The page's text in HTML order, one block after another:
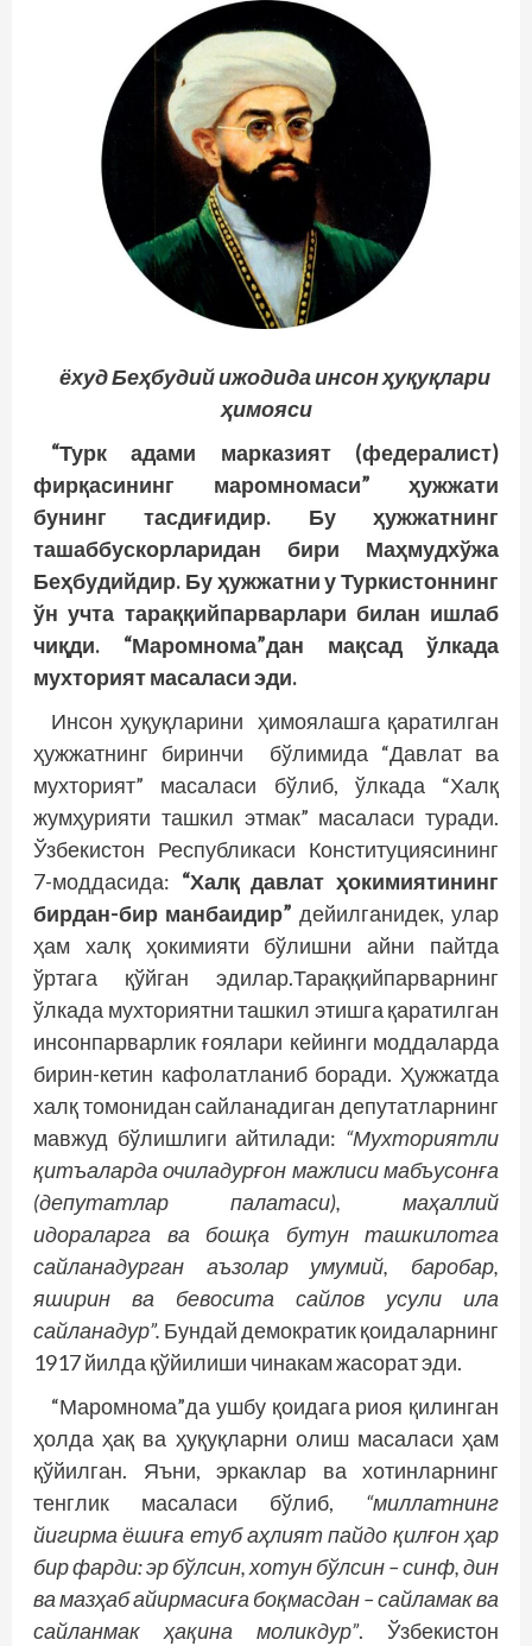
ёхуд Беҳбудий ижодида инсон ҳуқуқлари
ҳимояси
“Турк адами марказият (федералист)
фирқасининг маромномаси” ҳужжати
бунинг тасдиғидир. Бу ҳужжатнинг
ташаббускорларидан бири Маҳмудхўжа
Беҳбудийдир. Бу ҳужжатни у Туркистоннинг
ўн учта тараққийпарварлари билан ишлаб
чиқди. “Маромнома”дан мақсад ўлкада
мухторият масаласи эди.
Инсон ҳуқуқларини ҳимоялашга қаратилган
ҳужжатнинг биринчи бўлимида “Давлат ва
мухторият” масаласи бўлиб, ўлкада “Халқ
жумҳурияти ташкил этмак” масаласи туради.
Ўзбекистон Республикаси Конституциясининг
7-моддасида: “Халқ давлат ҳокимиятининг
бирдан-бир манбаидир” дейилганидек, улар
ҳам халқ ҳокимияти бўлишни айни пайтда
ўртага қўйган эдилар.Тараққийпарварнинг
ўлкада мухториятни ташкил этишга қаратилган
инсонпарварлик ғоялари кейинги моддаларда
бирин-кетин кафолатланиб боради. Ҳужжатда
халқ томонидан сайланадиган депутатларнинг
мавжуд бўлишлиги айтилади: “Мухториятли
қитъаларда очиладурғон мажлиси мабъусонға
(депутатлар палатаси), маҳаллий
идораларга ва бошқа бутун ташкилотга
сайланадурган аъзолар умумий, баробар,
яширин ва бевосита сайлов усули ила
сайланадур”. Бундай демократик қоидаларнинг
1917 йилда қўйилиши чинакам жасорат эди.
“Маромнома”да ушбу қоидага риоя қилинган
ҳолда ҳақ ва ҳуқуқларни олиш масаласи ҳам
қўйилган. Яъни, эркаклар ва хотинларнинг
тенглик масаласи бўлиб, “миллатнинг
йигирма ёшиға етуб аҳлият пайдо қилғон ҳар
бир фарди: эр бўлсин, хотун бўлсин – синф, дин
ва мазҳаб айирмасиға боқмасдан – сайламак ва
сайланмак ҳақина моликдур”. Ўзбекистон